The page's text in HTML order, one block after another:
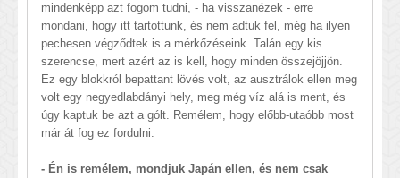
mindenképp azt fogom tudni, - ha visszanézek - erre
mondani, hogy itt tartottunk, és nem adtuk fel, még ha ilyen
pechesen végződtek is a mérkőzéseink. Talán egy kis
szerencse, mert azért az is kell, hogy minden összejöjjön.
Ez egy blokkról bepattant lövés volt, az ausztrálok ellen meg
volt egy negyedlabdányi hely, meg még víz alá is ment, és
úgy kaptuk be azt a gólt. Remélem, hogy előbb-utaóbb most
már át fog ez fordulni.
- Én is remélem, mondjuk Japán ellen, és nem csak